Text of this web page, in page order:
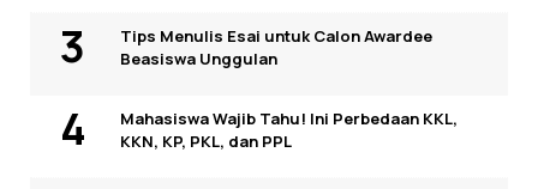
Tips Menulis Esai untuk Calon Awardee
Beasiswa Unggulan
Mahasiswa Wajib Tahu! Ini Perbedaan KKL,
KKN, KP, PKL, dan PPL